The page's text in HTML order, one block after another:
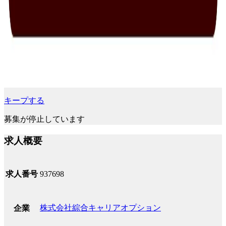
キープする
募集が停止しています
求人概要
求人番号 937698
企業 株式会社綜合キャリアオプション